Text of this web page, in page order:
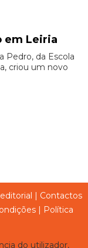
em Leiria
Pedro, da Escola
criou um novo
| Contactos
| Política
do utilizador,